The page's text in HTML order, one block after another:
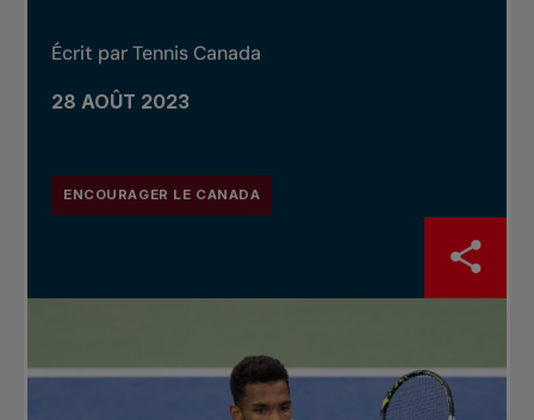
Écrit par Tennis Canada
28 AOÛT 2023
ENCOURAGER LE CANADA